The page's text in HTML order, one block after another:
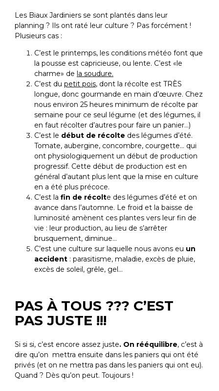
Les Biaux Jardiniers se sont plantés dans leur
planning ? Ils ont raté leur culture ? Pas forcément !
Plusieurs cas :
C’est le printemps, les conditions météo font que
la pousse est capricieuse, ou lente. C’est «le
charme» de la soudure.
C’est du petit pois, dont la récolte est TRÈS
longue, donc gourmande en main d’œuvre. Chez
nous environ 25 heures minimum de récolte par
semaine pour ce seul légume (et des légumes, il
en faut récolter d’autres pour faire un panier…)
C’est le début de récolte des légumes d’été.
Tomate, aubergine, concombre, courgette… qui
ont physiologiquement un début de production
progressif. Cette début de production est en
général d’autant plus lent que la mise en culture
en a été plus précoce.
C’est la fin de récolte des légumes d’été et on
avance dans l’automne. Le froid et la baisse de
luminosité amènent ces plantes vers leur fin de
vie : leur production, au lieu de s’arrêter
brusquement, diminue…
C’est une culture sur laquelle nous avons eu un
accident : parasitisme, maladie, excès de pluie,
excès de soleil, grêle, gel…
PAS À TOUS ??? C’EST
PAS JUSTE !!!
Si si si, c’est encore assez juste. On rééquilibre, c’est à
dire qu’on mettra ensuite dans les paniers qui ont été
privés (et on ne mettra pas dans les paniers qui ont eu).
Quand ? Dès qu’on peut. Toujours !